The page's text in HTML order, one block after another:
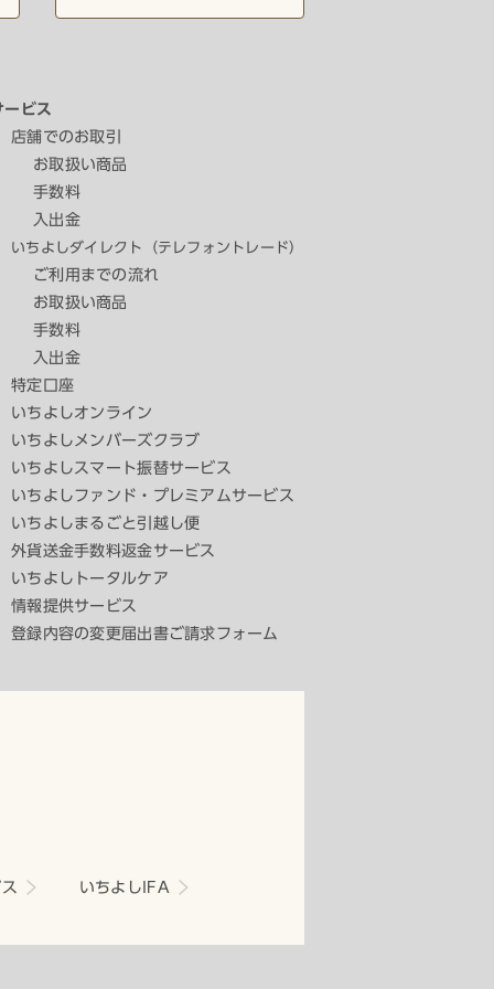
ービス
店舗でのお取引
お取扱い商品
手数料
入出金
いちよしダイレクト（テレフォントレード）
ご利用までの流れ
お取扱い商品
手数料
入出金
特定口座
いちよしオンライン
いちよしメンバーズクラブ
いちよしスマート振替サービス
いちよしファンド・プレミアムサービス
いちよしまるごと引越し便
外貨送金手数料返金サービス
いちよしトータルケア
情報提供サービス
登録内容の変更届出書ご請求フォーム
いちよしIFA